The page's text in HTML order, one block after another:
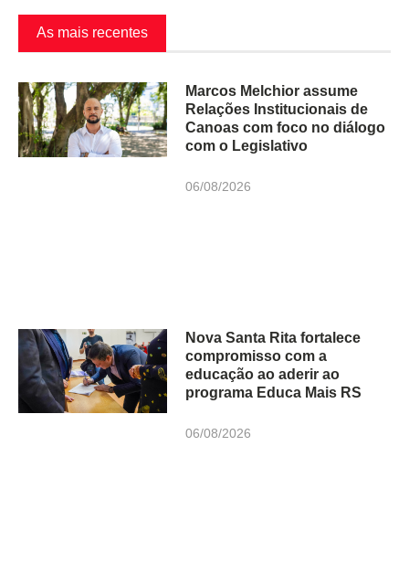
As mais recentes
Marcos Melchior assume
Relações Institucionais de
Canoas com foco no diálogo
com o Legislativo
06/08/2026
Nova Santa Rita fortalece
compromisso com a
educação ao aderir ao
programa Educa Mais RS
06/08/2026